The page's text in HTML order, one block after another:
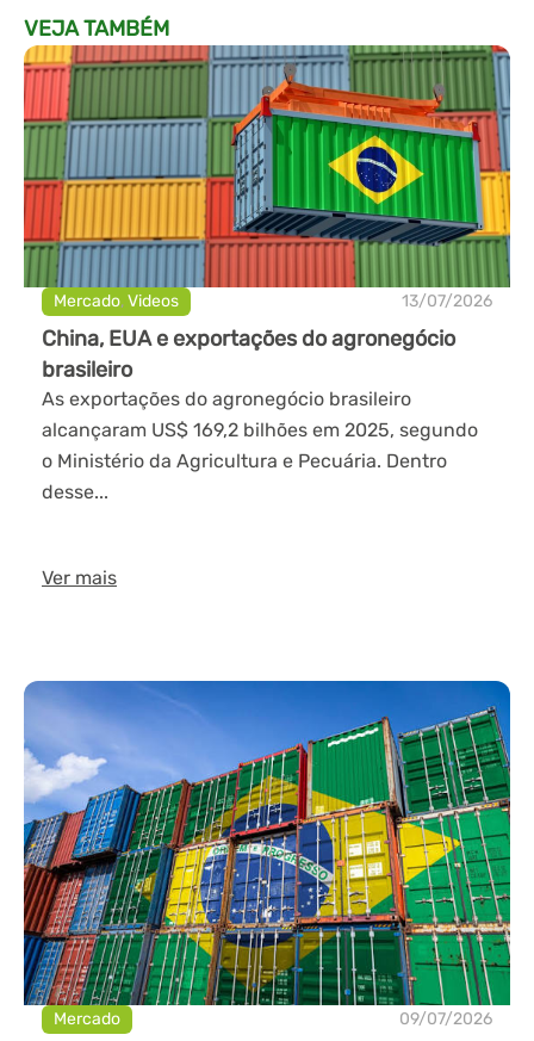
VEJA TAMBÉM
Mercado,Videos 13/07/2026
China, EUA e exportações do agronegócio
brasileiro
As exportações do agronegócio brasileiro
alcançaram US$ 169,2 bilhões em 2025, segundo
o Ministério da Agricultura e Pecuária. Dentro
desse...
Ver mais
Mercado 09/07/2026